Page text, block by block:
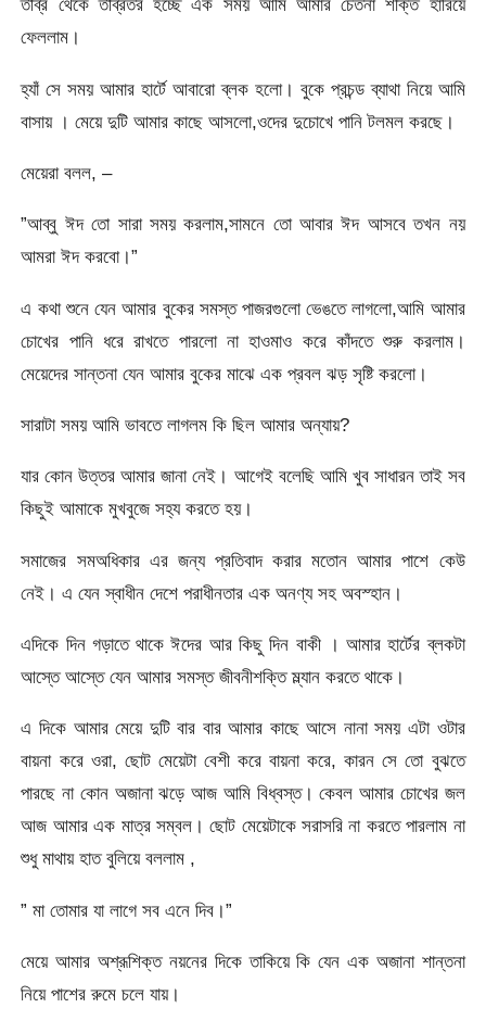
তীব্র থেকে তীব্রতর হচ্ছে এক সময় আমি আমার চেতনা শক্তি হারিয়ে
ফেললাম।
হ্যাঁ সে সময় আমার হার্টে আবারো ব্লক হলো। বুকে প্রচন্ড ব্যাথা নিয়ে আমি
বাসায় । মেয়ে দুটি আমার কাছে আসলো,ওদের দুচোখে পানি টলমল করছে।
মেয়েরা বলল, –
”আব্বু ঈদ তো সারা সময় করলাম,সামনে তো আবার ঈদ আসবে তখন নয়
আমরা ঈদ করবো।”
এ কথা শুনে যেন আমার বুকের সমস্ত পাজরগুলো ভেঙতে লাগলো,আমি আমার
চোখের পানি ধরে রাখতে পারলো না হাওমাও করে কাঁদতে শুরু করলাম।
মেয়েদের সান্তনা যেন আমার বুকের মাঝে এক প্রবল ঝড় সৃষ্টি করলো।
সারাটা সময় আমি ভাবতে লাগলম কি ছিল আমার অন্যায়?
যার কোন উত্তর আমার জানা নেই। আগেই বলেছি আমি খুব সাধারন তাই সব
কিছুই আমাকে মুখবুজে সহ্য করতে হয়।
সমাজের সমঅধিকার এর জন্য প্রতিবাদ করার মতোন আমার পাশে কেউ
নেই। এ যেন স্বাধীন দেশে পরাধীনতার এক অনণ্য সহ অবস্হান।
এদিকে দিন গড়াতে থাকে ঈদের আর কিছু দিন বাকী । আমার হার্টের ব্লকটা
আস্তে আস্তে যেন আমার সমস্ত জীবনীশক্তি ম্ল্যান করতে থাকে।
এ দিকে আমার মেয়ে দুটি বার বার আমার কাছে আসে নানা সময় এটা ওটার
বায়না করে ওরা, ছোট মেয়েটা বেশী করে বায়না করে, কারন সে তো বুঝতে
পারছে না কোন অজানা ঝড়ে আজ আমি বিধ্বস্ত। কেবল আমার চোখের জল
আজ আমার এক মাত্র সম্বল। ছোট মেয়েটাকে সরাসরি না করতে পারলাম না
শুধু মাথায় হাত বুলিয়ে বললাম ,
” মা তোমার যা লাগে সব এনে দিব।”
মেয়ে আমার অশ্রূশিক্ত নয়নের দিকে তাকিয়ে কি যেন এক অজানা শান্তনা
নিয়ে পাশের রুমে চলে যায়।